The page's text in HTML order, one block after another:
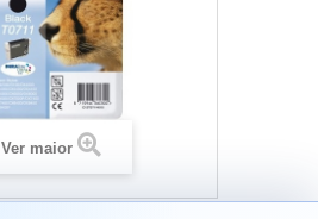
Ver maior